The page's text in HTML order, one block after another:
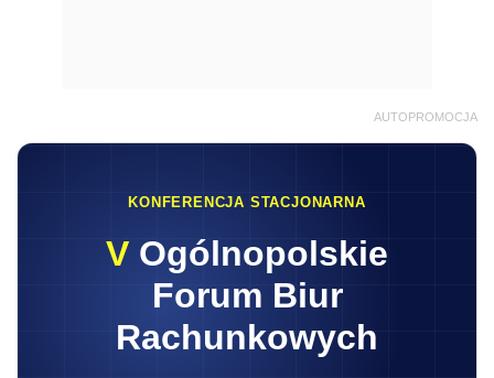
AUTOPROMOCJA
KONFERENCJA STACJONARNA
V Ogólnopolskie
Forum Biur
Rachunkowych